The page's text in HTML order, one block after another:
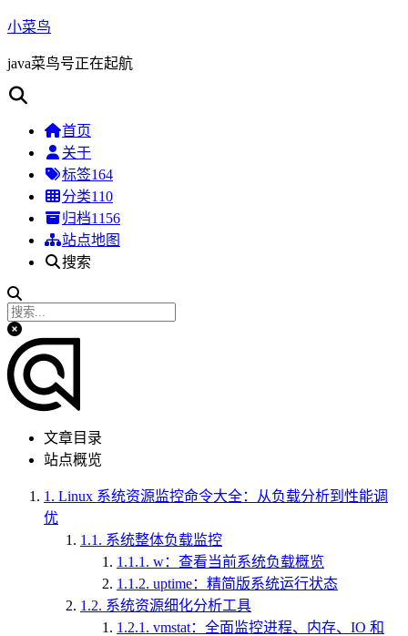
小菜鸟
java菜鸟号正在起航
首页
关于
标签164
分类110
归档1156
站点地图
搜索
文章目录
站点概览
1. Linux 系统资源监控命令大全：从负载分析到性能调
优
1.1. 系统整体负载监控
1.1.1. w：查看当前系统负载概览
1.1.2. uptime：精简版系统运行状态
1.2. 系统资源细化分析工具
1.2.1. vmstat：全面监控进程、内存、IO 和